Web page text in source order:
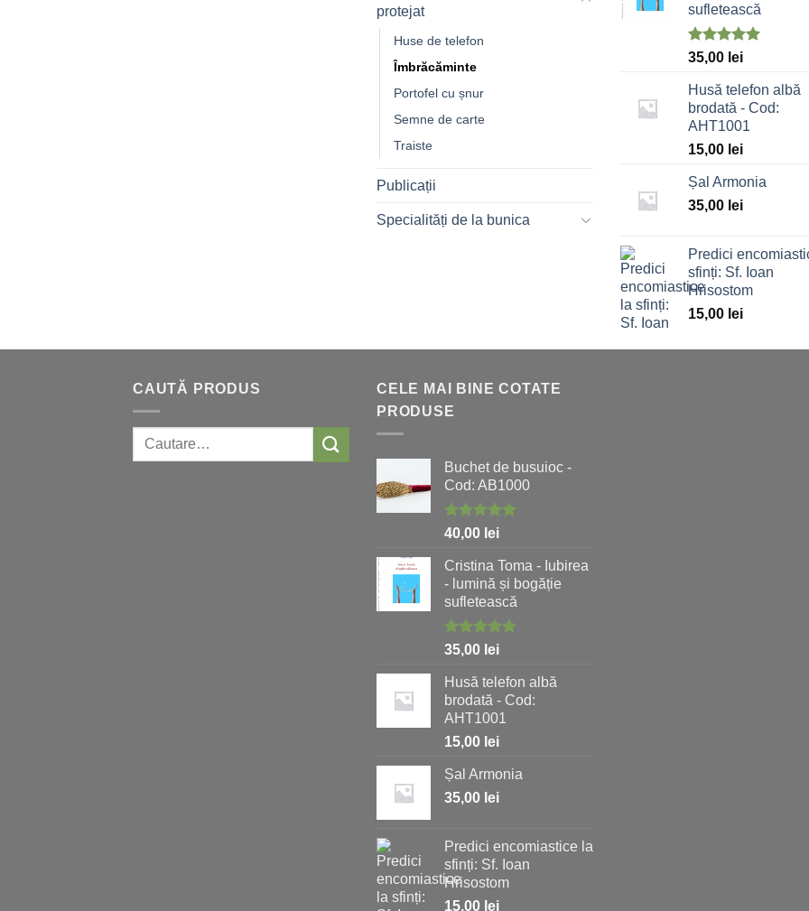
protejat
Huse de telefon
Îmbrăcăminte
Portofel cu șnur
Semne de carte
Traiste
Publicații
Specialități de la bunica
sufletească
Evaluat la
din 5
35,00 lei
Husă telefon albă
brodată - Cod:
AHT1001
15,00 lei
Șal Armonia
35,00 lei
Predici
sfinți: Sf. Ioan
Hrisostom
15,00 lei
CAUTĂ PRODUS
Caută:
CELE MAI BINE COTATE
PRODUSE
Buchet de busuioc -
Cod: AB1000
Evaluat la
5.00
din 5
40,00 lei
Cristina Toma - Iubirea
- lumină și bogăție
sufletească
Evaluat la
5.00
din 5
35,00 lei
Husă telefon albă
brodată - Cod:
AHT1001
15,00 lei
Șal Armonia
35,00 lei
Predici encomiastice la
sfinți: Sf. Ioan
Hrisostom
15,00 lei